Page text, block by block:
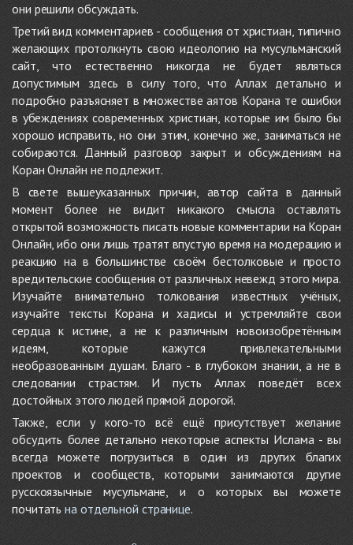
они решили обсуждать.
Третий вид комментариев - сообщения от христиан, типично
желающих протолкнуть свою идеологию на мусульманский
сайт, что естественно никогда не будет являться
допустимым здесь в силу того, что Аллах детально и
подробно разъясняет в множестве аятов Корана те ошибки
в убеждениях современных христиан, которые им было бы
хорошо исправить, но они этим, конечно же, заниматься не
собираются. Данный разговор закрыт и обсуждениям на
Коран Онлайн не подлежит.
В свете вышеуказанных причин, автор сайта в данный
момент более не видит никакого смысла оставлять
открытой возможность писать новые комментарии на Коран
Онлайн, ибо они лишь тратят впустую время на модерацию и
реакцию на в большинстве своём бестолковые и просто
вредительские сообщения от различных невежд этого мира.
Изучайте внимательно толкования известных учёных,
изучайте тексты Корана и хадисы и устремляйте свои
сердца к истине, а не к различным новоизобретённым
идеям, которые кажутся привлекательными
необразованным душам. Благо - в глубоком знании, а не в
следовании страстям. И пусть Аллах поведёт всех
достойных этого людей прямой дорогой.
Также, если у кого-то всё ещё присутствует желание
обсудить более детально некоторые аспекты Ислама - вы
всегда можете погрузиться в один из других благих
проектов и сообществ, которыми занимаются другие
русскоязычные мусульмане, и о которых вы можете
почитатьна отдельной странице.